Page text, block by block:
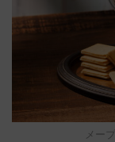
メー